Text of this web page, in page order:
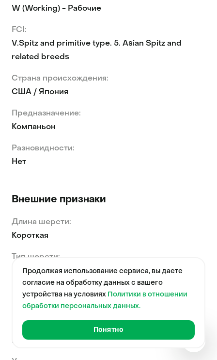
Краткая
W (Working) - Рабочие
FCI:
V.Spitz and primitive type. 5. Asian Spitz and
related breeds
Страна происхождения:
США / Япония
Предназначение:
Компаньон
Разновидности:
Нет
Внешние признаки
Длина шерсти:
Короткая
Тип шерсти:
Прямая
Размер:
Крупный
Корпус:
Коренастый / Массивный / Мускулистый
Продолжая использование сервиса, вы даете
согласие на обработку данных с вашего
устройства на условиях Политики в отношении
обработки персональных данных.
Понятно